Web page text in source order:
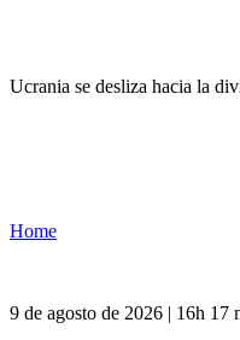
Ucrania se desliza hacia la
Home
9 de agosto de 2026 | 16h 17